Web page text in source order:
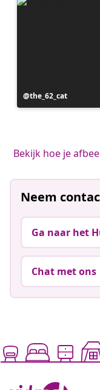
Bericht
gepubliceerd
the_62_cat
Bekijk hoe je
Neem
Ga naar het
Chat met ons